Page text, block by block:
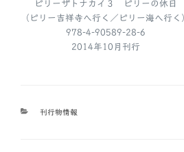
ビリーザトナカイ３ ビリーの休日
（ビリー吉祥寺へ行く／ビリー海へ行く
978-4-90589-28-6
2014年10月刊行
カ
刊行物情報